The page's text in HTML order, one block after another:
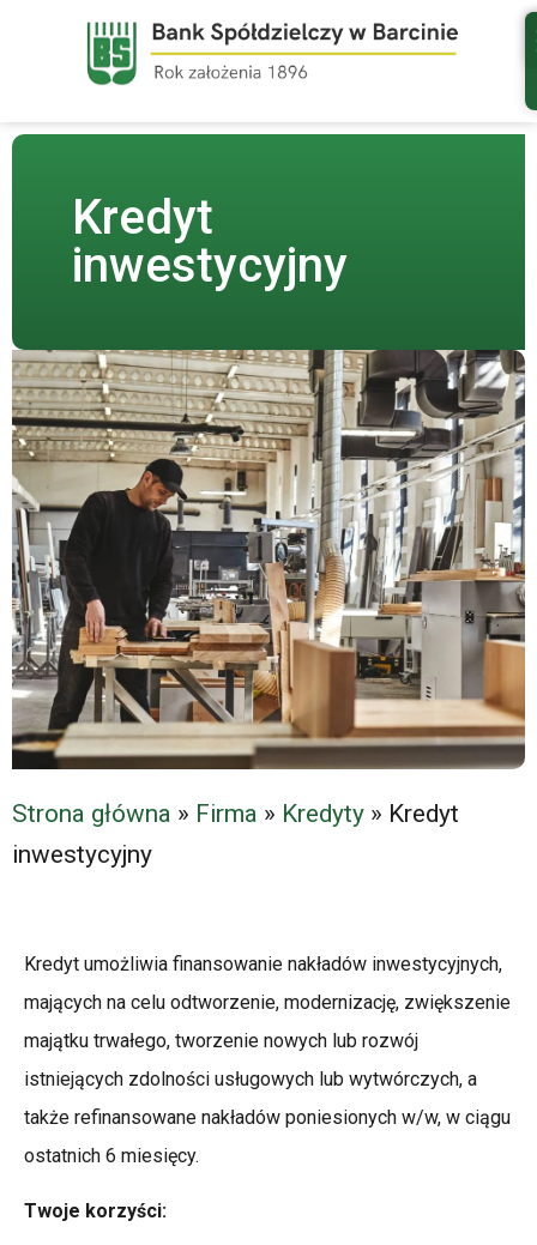
Kredyt
inwestycyjny
Strona główna » Firma » Kredyty » Kredyt
inwestycyjny
Kredyt umożliwia finansowanie nakładów inwestycyjnych,
mających na celu odtworzenie, modernizację, zwiększenie
majątku trwałego, tworzenie nowych lub rozwój
istniejących zdolności usługowych lub wytwórczych, a
także refinansowane nakładów poniesionych w/w, w ciągu
ostatnich 6 miesięcy.
Twoje korzyści: